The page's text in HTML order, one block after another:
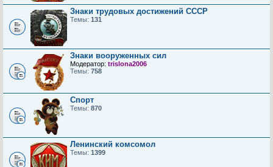
Знаки трудовых достижений CCCP
Темы: 131
Знаки вооруженных сил
Модератор: trislona2006
Темы: 758
Спорт
Темы: 870
Ленинский комсомол
Темы: 1399